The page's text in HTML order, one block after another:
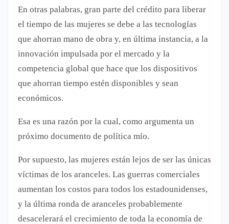
En otras palabras, gran parte del crédito para liberar
el tiempo de las mujeres se debe a las tecnologías
que ahorran mano de obra y, en última instancia, a la
innovación impulsada por el mercado y la
competencia global que hace que los dispositivos
que ahorran tiempo estén disponibles y sean
económicos.
Esa es una razón por la cual, como argumenta un
próximo documento de política mío.
Por supuesto, las mujeres están lejos de ser las únicas
víctimas de los aranceles. Las guerras comerciales
aumentan los costos para todos los estadounidenses,
y la última ronda de aranceles probablemente
desacelerará el crecimiento de toda la economía de